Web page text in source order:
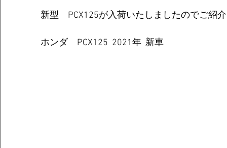
新型　PCX125が入荷いたしましたのでご紹
ホンダ　PCX125  2021年  新車